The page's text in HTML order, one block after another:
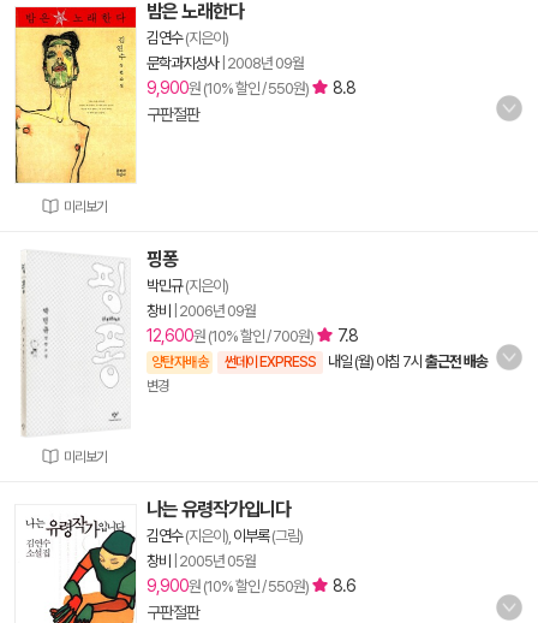
미리보기
밤은 노래한다
김연수(지은이)
문학과지성사| 2008년 09월
9,900원 (10% 할인 / 550원)
8.8
구판절판
미리보기
핑퐁
박민규(지은이)
창비
2006년 09월
12,600원 (10% 할인 / 700원) 7.8
양탄자배송 썬데이 EXPRESS 내일 (월) 아침 7시 출근전 배송
변경
나는 유령작가입니다
김연수(지은이), 이부록(그림)
창비
2005년 05월
9,900원 (10% 할인 / 550원)
8.6
구판절판